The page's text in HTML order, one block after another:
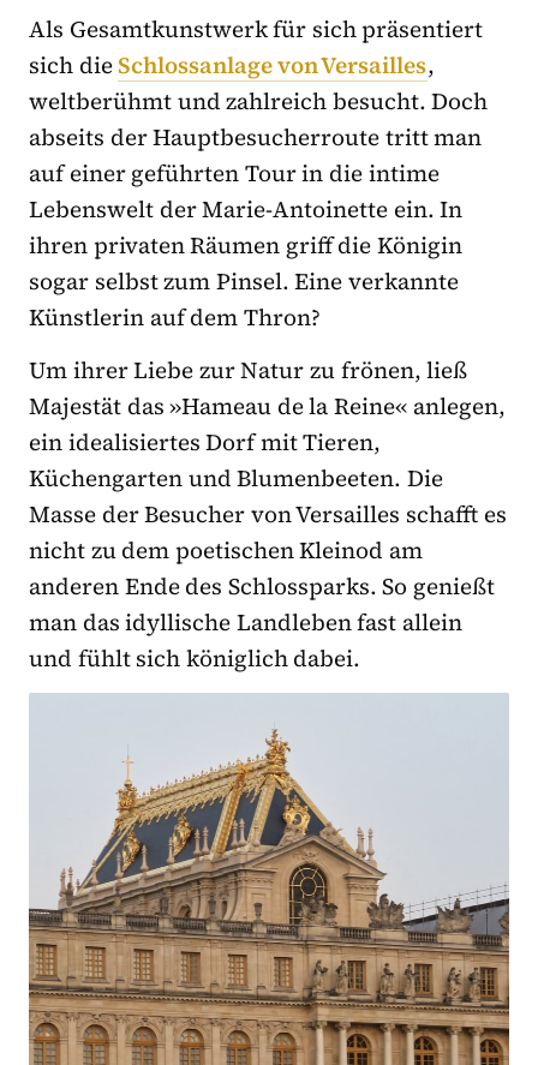
Als Gesamtkunstwerk für sich präsentiert
sich dieSchlossanlage von Versailles,
weltberühmt und zahlreich besucht. Doch
abseits der Hauptbesucherroute tritt man
auf einer geführten Tour in die intime
Lebenswelt der Marie-Antoinette ein. In
ihren privaten Räumen griff die Königin
sogar selbst zum Pinsel. Eine verkannte
Künstlerin auf dem Thron?
Um ihrer Liebe zur Natur zu frönen, ließ
Majestät das »Hameau de la Reine« anlegen,
ein idealisiertes Dorf mit Tieren,
Küchengarten und Blumenbeeten. Die
Masse der Besucher von Versailles schafft es
nicht zu dem poetischen Kleinod am
anderen Ende des Schlossparks. So genießt
man das idyllische Landleben fast allein
und fühlt sich königlich dabei.